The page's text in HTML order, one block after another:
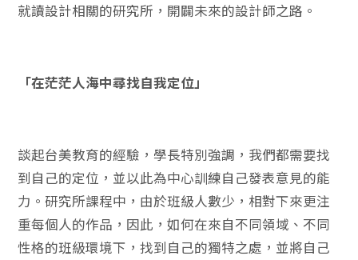
就讀設計相關的研究所，開闢未來的設計師之路。
「在茫茫人海中尋找自我定位」
談起台美教育的經驗，學長特別強調，我們都需要找
到自己的定位，並以此為中心訓練自己發表意見的能
力。研究所課程中，由於班級人數少，相對下來更注
重每個人的作品，因此，如何在來自不同領域、不同
性格的班級環境下，找到自己的獨特之處，並將自己